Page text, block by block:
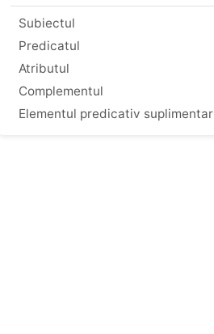
Subiectul
Predicatul
Atributul
Complementul
Elementul predicativ suplimentar